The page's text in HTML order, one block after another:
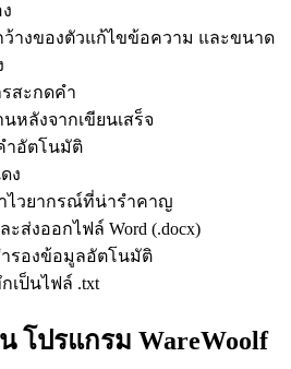
างของตัวแก้ไขข้อความ และขนาด
สะกดคำ
นหลังจากเขียนเสร็จ
ำอัตโนมัติ
ง
ไวยากรณ์ที่น่ารำคาญ
ะส่งออกไฟล์ Word (.docx)
รองข้อมูลอัตโนมัติ
เป็นไฟล์ .txt
โปรแกรม WareWoolf